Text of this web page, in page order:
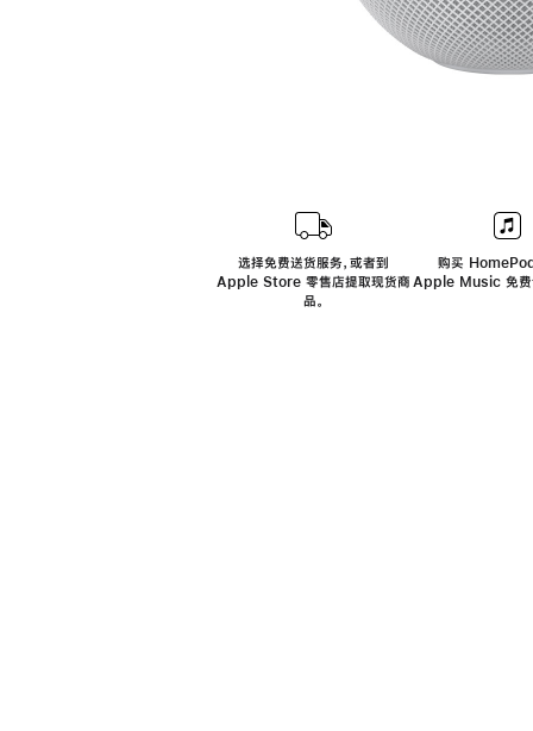
选择免费送货服务，或者到
Apple Store 零售店提取现货商
品。
购买
Apple Music 免费